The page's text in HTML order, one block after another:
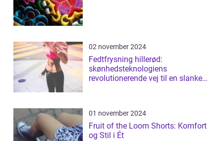
02 november 2024
Fedtfrysning hillerød:
skønhedsteknologiens
revolutionerende vej til en slankere
01 november 2024
Fruit of the Loom Shorts: Komfort
og Stil i Ét